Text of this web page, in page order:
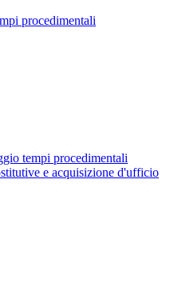
procedimentali
tempi procedimentali
e acquisizione d'ufficio